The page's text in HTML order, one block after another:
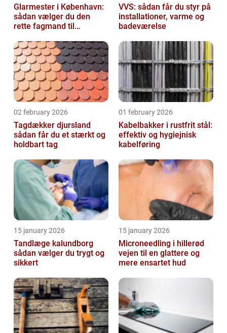
Glarmester i København:
sådan vælger du den
rette fagmand til
VVS: sådan får du styr på
installationer, varme og
badeværelse
02 february 2026
Tagdækker djursland
sådan får du et stærkt og
holdbart tag
01 february 2026
Kabelbakker i rustfrit stål:
effektiv og hygiejnisk
kabelføring
15 january 2026
Tandlæge kalundborg
sådan vælger du trygt og
sikkert
15 january 2026
Microneedling i hillerød
vejen til en glattere og
mere ensartet hud